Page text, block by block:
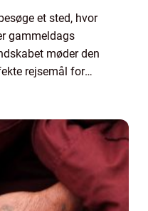
et sted, hvor
gammeldags
møder den
rejsemål for